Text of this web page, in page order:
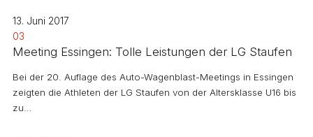
13. Juni 2017
03
Meeting Essingen: Tolle Leistungen der LG Staufen
Bei der 20. Auflage des Auto-Wagenblast-Meetings in Essingen
zeigten die Athleten der LG Staufen von der Altersklasse U16 bis
zu…